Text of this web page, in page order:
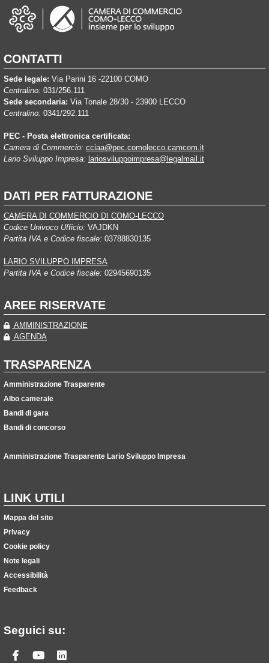
CONTATTI
Sede legale: Via Parini 16 -22100 COMO
Centralino: 031/256.111
Sede secondaria: Via Tonale 28/30 - 23900 LECCO
Centralino: 0341/292.111
PEC - Posta elettronica certificata:
Camera di Commercio: cciaa@pec.comolecco.camcom.it
Lario Sviluppo Impresa: lariosviluppoimpresa@legalmail.it
DATI PER FATTURAZIONE
CAMERA DI COMMERCIO DI COMO-LECCO
Codice Univoco Ufficio: VAJDKN
Partita IVA e Codice fiscale: 03788830135
LARIO SVILUPPO IMPRESA
Partita IVA e Codice fiscale: 02945690135
AREE RISERVATE
AMMINISTRAZIONE
AGENDA
TRASPARENZA
Amministrazione Trasparente
Albo camerale
Bandi di gara
Bandi di concorso
Amministrazione Trasparente Lario Sviluppo Impresa
LINK UTILI
Mappa del sito
Privacy
Cookie policy
Note legali
Accessibilità
Feedback
Seguici su:
Facebook
Youtube